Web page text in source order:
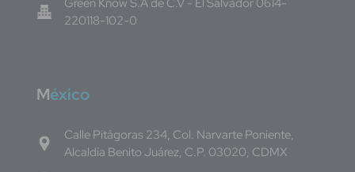
220118-102-0
México
Calle Pitágoras 234, Col. Narvarte Poniente,
Alcaldía Benito Juárez, C.P. 03020, CDMX